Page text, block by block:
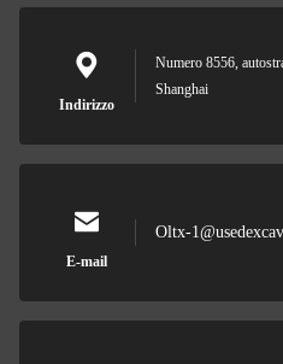
Indirizzo
Numero 8556,
Shanghai
E-mail
Oltx-